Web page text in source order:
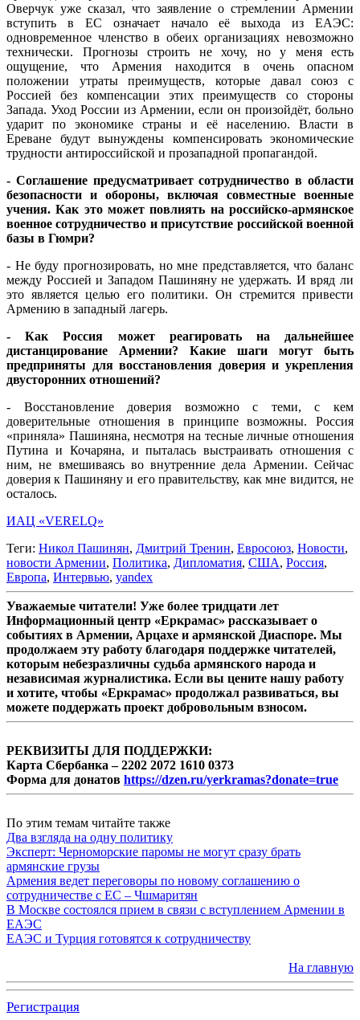
Оверчук уже сказал, что заявление о стремлении Армении
вступить в ЕС означает начало её выхода из ЕАЭС:
одновременное членство в обеих организациях невозможно
технически. Прогнозы строить не хочу, но у меня есть
ощущение, что Армения находится в очень опасном
положении утраты преимуществ, которые давал союз с
Россией без компенсации этих преимуществ со стороны
Запада. Уход России из Армении, если он произойдёт, больно
ударит по экономике страны и её населению. Власти в
Ереване будут вынуждены компенсировать экономические
трудности антироссийской и прозападной пропагандой.
- ⁠Соглашение предусматривает сотрудничество в области
безопасности и обороны, включая совместные военные
учения. Как это может повлиять на российско-армянское
военное сотрудничество и присутствие российской военной
базы в Гюмри?
- Не буду прогнозировать, но мне представляется, что баланс
между Россией и Западом Пашиняну не удержать. И вряд ли
это является целью его политики. Он стремится привести
Армению в западный лагерь.
- Как Россия может реагировать на дальнейшее
дистанцирование Армении? Какие шаги могут быть
предприняты для восстановления доверия и укрепления
двусторонних отношений?
- ⁠⁠Восстановление доверия возможно с теми, с кем
доверительные отношения в принципе возможны. Россия
«приняла» Пашиняна, несмотря на тесные личные отношения
Путина и Кочаряна, и пыталась выстраивать отношения с
ним, не вмешиваясь во внутренние дела Армении. Сейчас
доверия к Пашиняну и его правительству, как мне видится, не
осталось.
ИАЦ «VERELQ»
Теги: Никол Пашинян, Дмитрий Тренин, Евросоюз, Новости,
новости Армении, Политика, Дипломатия, США, Россия,
Европа, Интервью, yandex
Уважаемые читатели! Уже более тридцати лет
Информационный центр «Еркрамас» рассказывает о
событиях в Армении, Арцахе и армянской Диаспоре. Мы
продолжаем эту работу благодаря поддержке читателей,
которым небезразличны судьба армянского народа и
независимая журналистика. Если вы цените нашу работу
и хотите, чтобы «Еркрамас» продолжал развиваться, вы
можете поддержать проект добровольным взносом.
РЕКВИЗИТЫ ДЛЯ ПОДДЕРЖКИ:
Карта Сбербанка – 2202 2072 1610 0373
Форма для донатов https://dzen.ru/yerkramas?donate=true
По этим темам читайте также
Два взгляда на одну политику
Эксперт: Черноморские паромы не могут сразу брать
армянские грузы
Армения ведет переговоры по новому соглашению о
сотрудничестве с ЕС – Чшмаритян
В Москве состоялся прием в связи с вступлением Армении в
ЕАЭС
ЕАЭС и Турция готовятся к сотрудничеству
На главную
Регистрация